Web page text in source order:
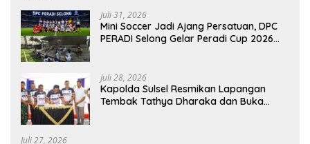
Juli 31, 2026
Mini Soccer Jadi Ajang Persatuan, DPC
PERADI Selong Gelar Peradi Cup 2026
Juli 28, 2026
Kapolda Sulsel Resmikan Lapangan
Tembak Tathya Dharaka dan Buka
Juli 27, 2026